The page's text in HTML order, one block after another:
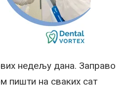
недељу дана. Заправо
пишти на сваких сат